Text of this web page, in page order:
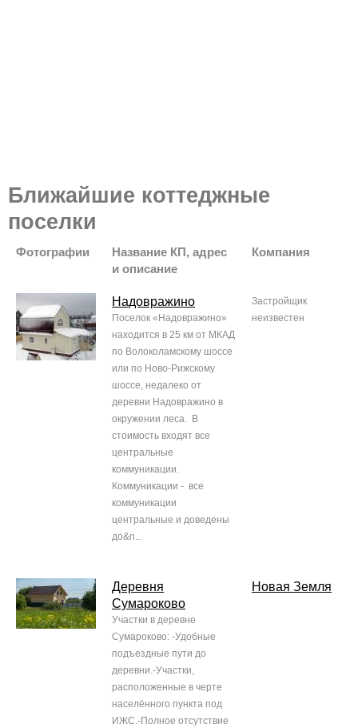
Ближайшие коттеджные
поселки
Фотографии
Название КП, адрес
и описание
Компания
Надовражино
Поселок «Надовражино»
находится в 25 км от МКАД
по Волоколамскому шоссе
или по Ново-Рижскому
шоссе, недалеко от
деревни Надовражино в
окружении леса. В
стоимость входят все
центральные
коммуникации.
Коммуникации - все
коммуникации
центральные и доведены
до&n...
Застройщик
неизвестен
Деревня
Сумароково
Участки в деревне
Сумароково: -Удобные
подъездные пути до
деревни.-Участки,
расположенные в черте
населённого пункта под
ИЖС.-Полное отсутствие
Новая Земля